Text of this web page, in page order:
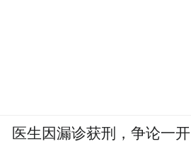
医生因漏诊获刑，争论一开